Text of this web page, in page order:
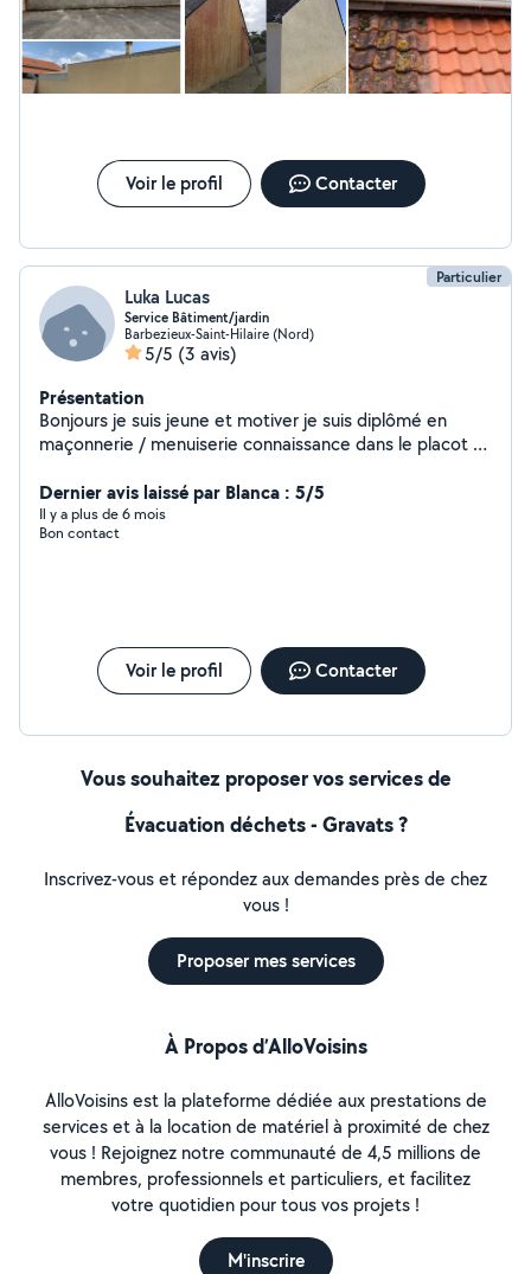
Voir le profil Contacter
Particulier
Luka Lucas
Service Bâtiment/jardin
Barbezieux-Saint-Hilaire (Nord)
5/5 (3 avis)
Présentation
Bonjours je suis jeune et motiver je suis diplômé en
maçonnerie / menuiserie connaissance dans le placot et
toucher à tous alors hésiter pas à me contacter
cordialement .
Dernier avis laissé par Blanca : 5/5
Il y a plus de 6 mois
Bon contact
Voir le profil Contacter
Vous souhaitez proposer vos services de
Évacuation déchets - Gravats ?
Inscrivez-vous et répondez aux demandes près de chez
vous !
Proposer mes services
À Propos d’AlloVoisins
AlloVoisins est la plateforme dédiée aux prestations de
services et à la location de matériel à proximité de chez
vous ! Rejoignez notre communauté de 4,5 millions de
membres, professionnels et particuliers, et facilitez
votre quotidien pour tous vos projets !
M'inscrire